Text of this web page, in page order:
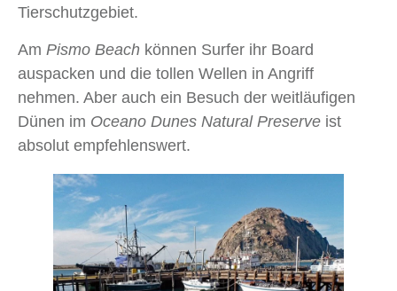
Tierschutzgebiet.
Am Pismo Beach können Surfer ihr Board
auspacken und die tollen Wellen in Angriff
nehmen. Aber auch ein Besuch der weitläufigen
Dünen im Oceano Dunes Natural Preserve ist
absolut empfehlenswert.